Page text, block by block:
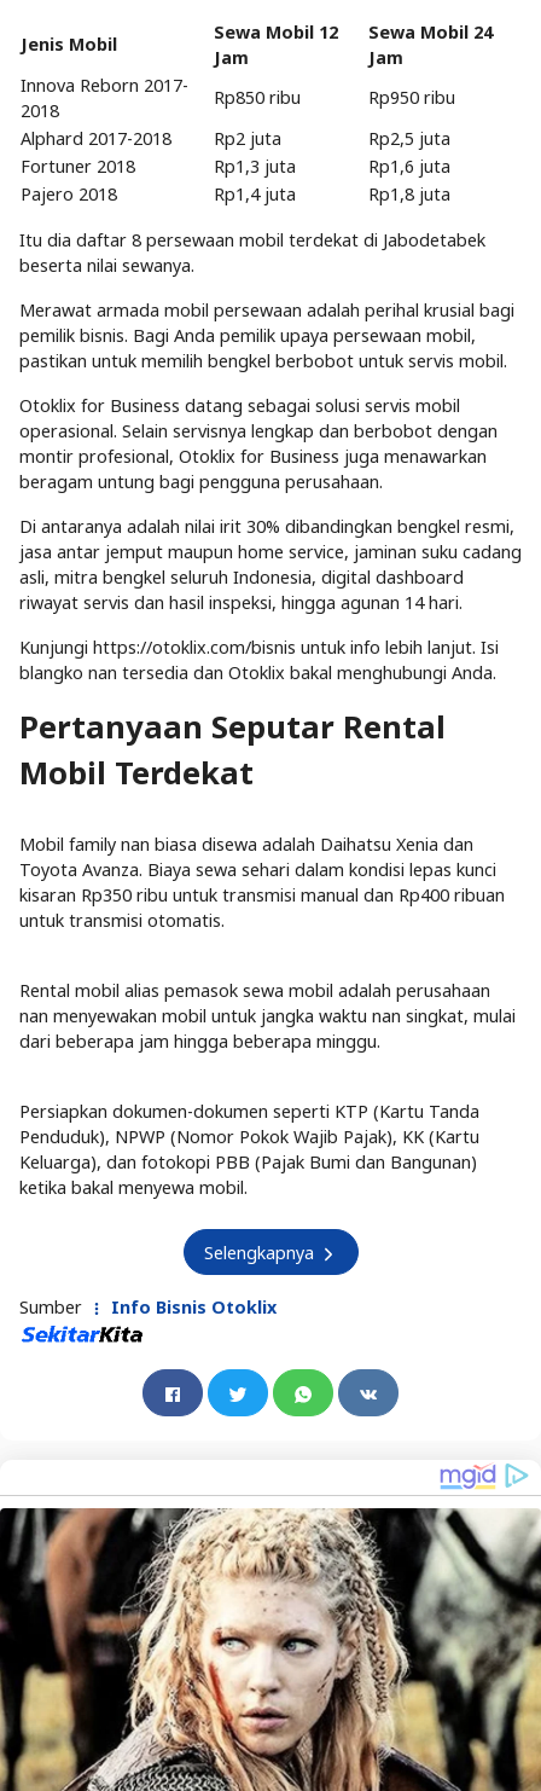
Jenis Mobil
Sewa Mobil 12
Jam
Sewa Mobil 24
Jam
Innova Reborn 2017-
2018
Rp850 ribu
Rp950 ribu
Alphard 2017-2018
Rp2 juta
Rp2,5 juta
Fortuner 2018
Rp1,3 juta
Rp1,6 juta
Pajero 2018
Rp1,4 juta
Rp1,8 juta
Itu dia daftar 8 persewaan mobil terdekat di Jabodetabek
beserta nilai sewanya.
Merawat armada mobil persewaan adalah perihal krusial bagi
pemilik bisnis. Bagi Anda pemilik upaya persewaan mobil,
pastikan untuk memilih bengkel berbobot untuk servis mobil.
Otoklix for Business datang sebagai solusi servis mobil
operasional. Selain servisnya lengkap dan berbobot dengan
montir profesional, Otoklix for Business juga menawarkan
beragam untung bagi pengguna perusahaan.
Di antaranya adalah nilai irit 30% dibandingkan bengkel resmi,
jasa antar jemput maupun home service, jaminan suku cadang
asli, mitra bengkel seluruh Indonesia, digital dashboard
riwayat servis dan hasil inspeksi, hingga agunan 14 hari.
Kunjungi https://otoklix.com/bisnis untuk info lebih lanjut. Isi
blangko nan tersedia dan Otoklix bakal menghubungi Anda.
Pertanyaan Seputar Rental
Mobil Terdekat
Mobil family nan biasa disewa adalah Daihatsu Xenia dan
Toyota Avanza. Biaya sewa sehari dalam kondisi lepas kunci
kisaran Rp350 ribu untuk transmisi manual dan Rp400 ribuan
untuk transmisi otomatis.
Rental mobil alias pemasok sewa mobil adalah perusahaan
nan menyewakan mobil untuk jangka waktu nan singkat, mulai
dari beberapa jam hingga beberapa minggu.
Persiapkan dokumen-dokumen seperti KTP (Kartu Tanda
Penduduk), NPWP (Nomor Pokok Wajib Pajak), KK (Kartu
Keluarga), dan fotokopi PBB (Pajak Bumi dan Bangunan)
ketika bakal menyewa mobil.
Selengkapnya
Sumber Info Bisnis Otoklix